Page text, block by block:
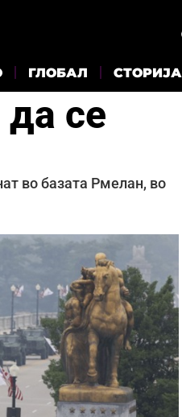
ГЛОБАЛ СТОРИЈА
се
во базата Рмелан, во